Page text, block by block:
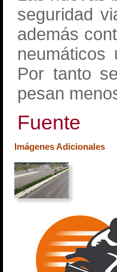
seguridad
además
Por tanto
pesan
Fuente
Imágenes Adicionales